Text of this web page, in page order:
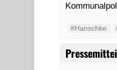
#Hanschke